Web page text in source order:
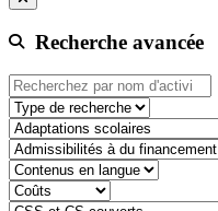
Recherche avancée
Type de recherche
adaptation-scolaire
admissibilite-a-du-financement
contenu-en-langue
cout